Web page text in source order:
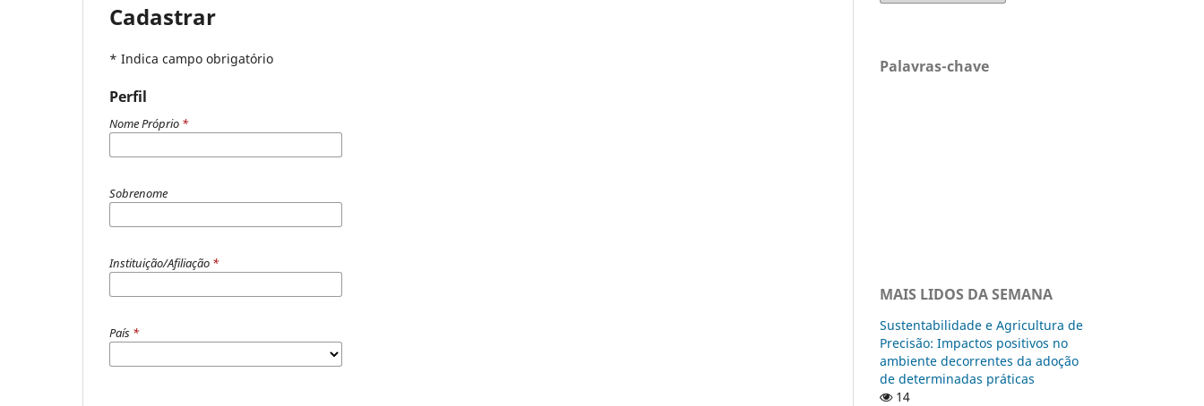
Cadastrar
* Indica campo obrigatório
Perfil
Nome Próprio *
Sobrenome
Instituição/Afiliação *
País *
Palavras-chave
MAIS LIDOS DA SEMANA
Sustentabilidade e Agricultura de
Precisão: Impactos positivos no
ambiente decorrentes da adoção
de determinadas práticas
14